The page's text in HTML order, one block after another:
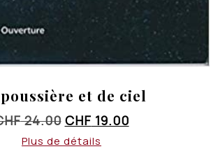
et de ciel
24.00 Le
prix
CHF 19.00Le
Plus de détails